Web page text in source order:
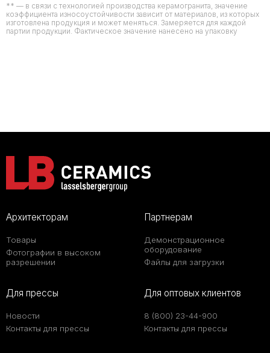
** — в связи с технологией производства керамогранита, значение
коэффициента износоустойчивости зависит от материалов, из которых
изготовлена продукция и может меняться. Замеряется для каждой
партии продукции. Фактическое значение нанесено на упаковку
Архитекторам
Товары
Фотографии в высоком
разрешении
Партнерам
Демонстрационное
оборудование
Файлы для загрузки
Для прессы
Новости
Контакты для прессы
Для оптовых клиентов
8 (800) 23-44-900
Контакты для прессы